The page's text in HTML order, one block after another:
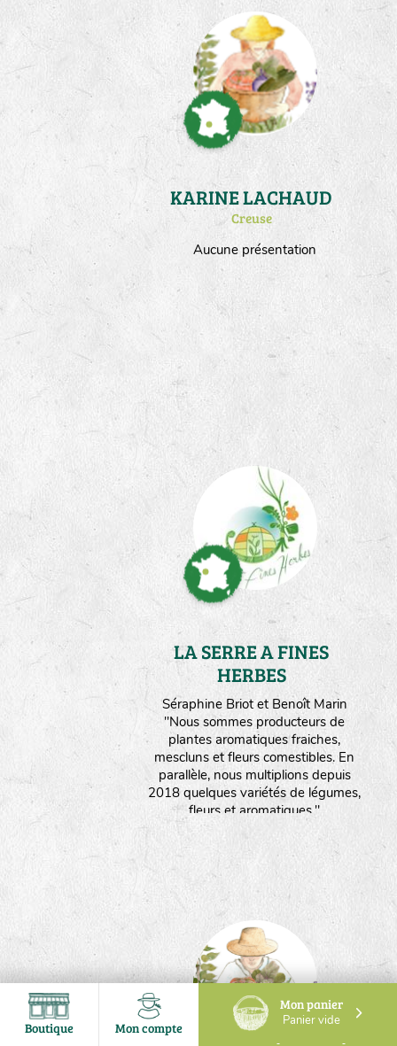
Boutique Mon compte
Mon panier
Panier vide
Aucune présentation
KARINE LACHAUD
Creuse
Séraphine Briot et Benoît Marin
"Nous sommes producteurs de
plantes aromatiques fraiches,
mescluns et fleurs comestibles. En
parallèle, nous multiplions depuis
2018 quelques variétés de légumes,
fleurs et aromatiques."
LA SERRE A FINES
HERBES
Maine et Loire